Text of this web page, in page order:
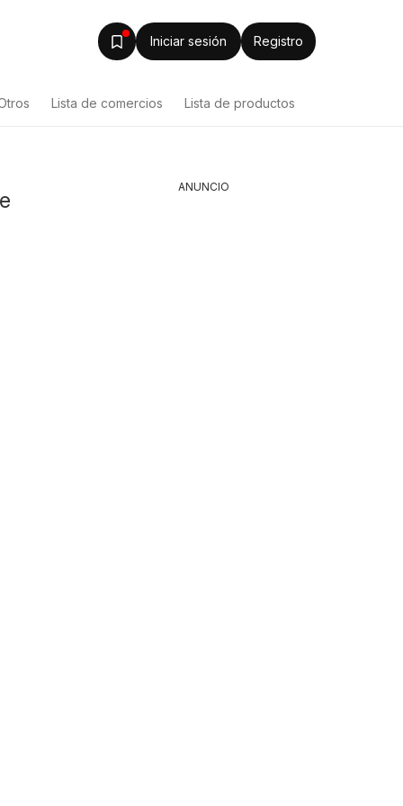
Iniciar sesión Registro
Lista de comercios Lista de productos
ANUNCIO